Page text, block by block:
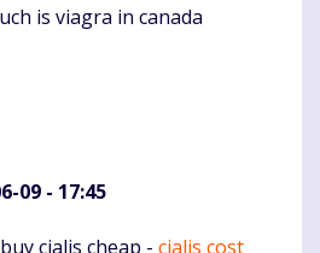
is viagra in canada
09 - 17:45
cialis cheap - cialis cost